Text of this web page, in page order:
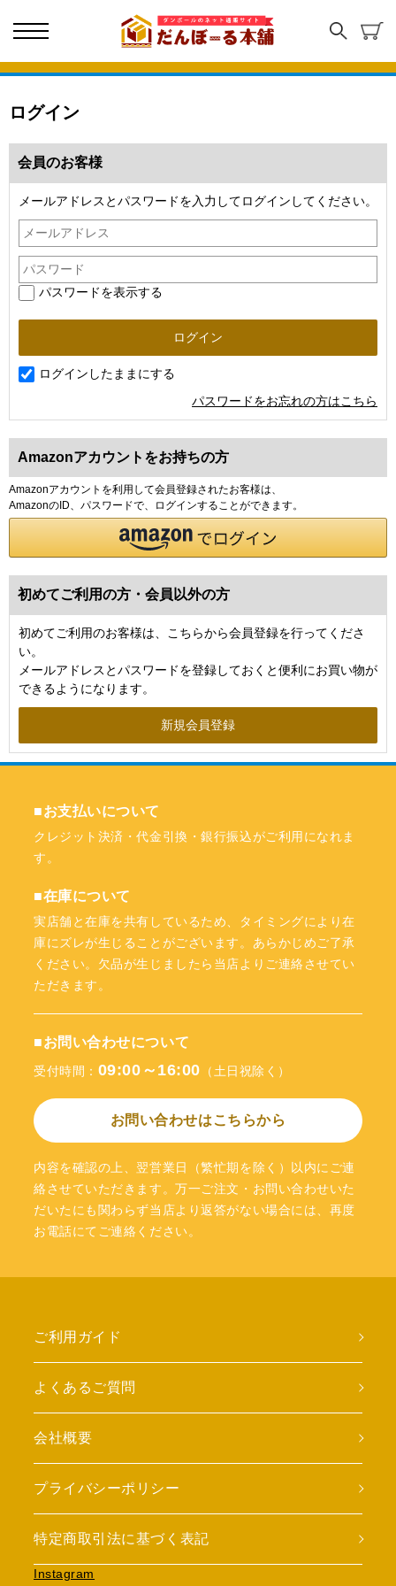
ログイン
会員のお客様
メールアドレスとパスワードを入力してログインしてください。
パスワードを表示する
ログインしたままにする
パスワードをお忘れの方はこちら
Amazonアカウントをお持ちの方
Amazonアカウントを利用して会員登録されたお客様は、
AmazonのID、パスワードで、ログインすることができます。
初めてご利用の方・会員以外の方
初めてご利用のお客様は、こちらから会員登録を行ってくださ
い。
メールアドレスとパスワードを登録しておくと便利にお買い物が
できるようになります。
■お支払いについて
クレジット決済・代金引換・銀行振込がご利用になれま
す。
■在庫について
実店舗と在庫を共有しているため、タイミングにより在
庫にズレが生じることがございます。あらかじめご了承
ください。欠品が生じましたら当店よりご連絡させてい
ただきます。
■お問い合わせについて
受付時間： 09:00～16:00 （土日祝除く）
お問い合わせはこちらから
内容を確認の上、翌営業日（繁忙期を除く）以内にご連
絡させていただきます。万一ご注文・お問い合わせいた
だいたにも関わらず当店より返答がない場合には、再度
お電話にてご連絡ください。
ご利用ガイド
よくあるご質問
会社概要
プライバシーポリシー
特定商取引法に基づく表記
Instagram